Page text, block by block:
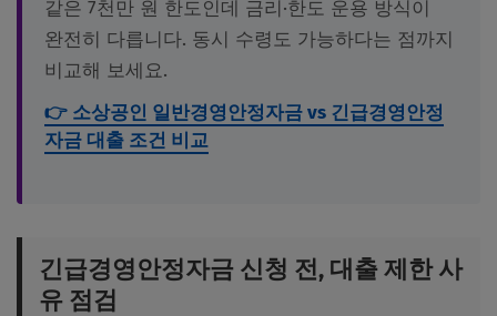
같은 7천만 원 한도인데 금리·한도 운용 방식이
완전히 다릅니다. 동시 수령도 가능하다는 점까지
비교해 보세요.
👉 소상공인 일반경영안정자금 vs 긴급경영안정
자금 대출 조건 비교
긴급경영안정자금 신청 전, 대출 제한 사
유 점검